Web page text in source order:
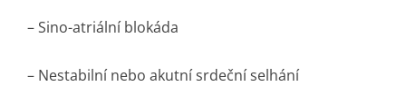
– Sino-atriální blokáda
– Nestabilní nebo akutní srdeční selhání